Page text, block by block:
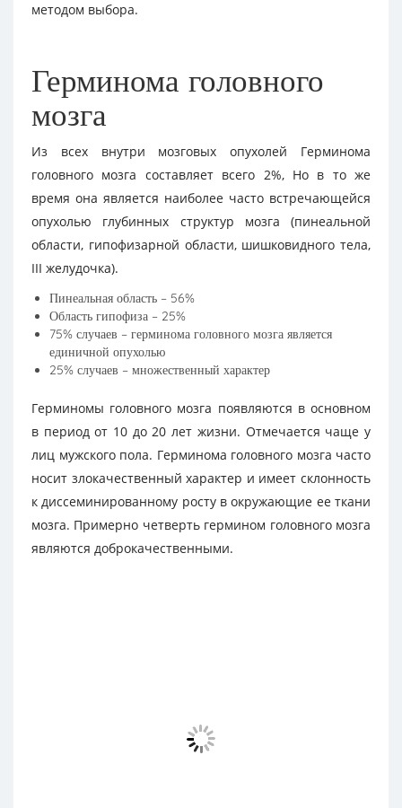
методом выбора.
Герминома головного
мозга
Из всех внутри мозговых опухолей Герминома
головного мозга составляет всего 2%, Но в то же
время она является наиболее часто встречающейся
опухолью глубинных структур мозга (пинеальной
области, гипофизарной области, шишковидного тела,
III желудочка).
Пинеальная область – 56%
Область гипофиза – 25%
75% случаев – герминома головного мозга является
единичной опухолью
25% случаев – множественный характер
Герминомы головного мозга появляются в основном
в период от 10 до 20 лет жизни. Отмечается чаще у
лиц мужского пола. Герминома головного мозга часто
носит злокачественный характер и имеет склонность
к диссеминированному росту в окружающие ее ткани
мозга. Примерно четверть гермином головного мозга
являются доброкачественными.